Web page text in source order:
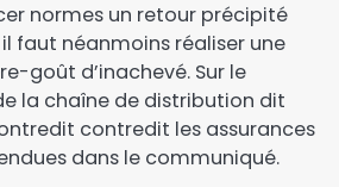
normes un retour précipité
faut néanmoins réaliser une
goût d’inachevé. Sur le
la chaîne de distribution dit
contredit les assurances
dans le communiqué.